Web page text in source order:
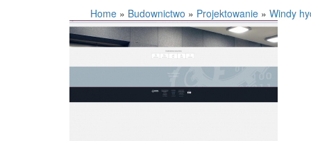
Home » Budownictwo » Projektowanie » Windy